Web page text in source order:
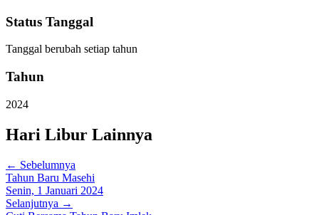
Status Tanggal
Tanggal berubah setiap tahun
Tahun
2024
Hari Libur Lainnya
← Sebelumnya
Tahun Baru Masehi
Senin, 1 Januari 2024
Selanjutnya →